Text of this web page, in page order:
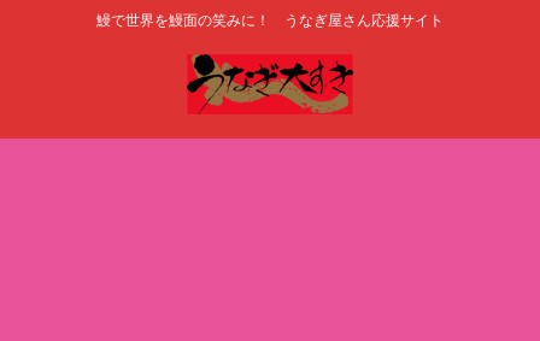
鰻で世界を鰻面の笑みに！ うなぎ屋さん応援サイト